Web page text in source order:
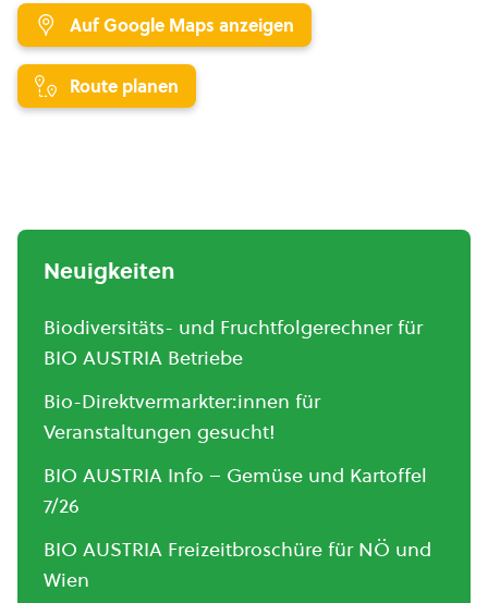
Auf Google Maps anzeigen
Route planen
Neuigkeiten
Biodiversitäts- und Fruchtfolgerechner für
BIO AUSTRIA Betriebe
Bio-Direktvermarkter:innen für
Veranstaltungen gesucht!
BIO AUSTRIA Info – Gemüse und Kartoffel
7/26
BIO AUSTRIA Freizeitbroschüre für NÖ und
Wien